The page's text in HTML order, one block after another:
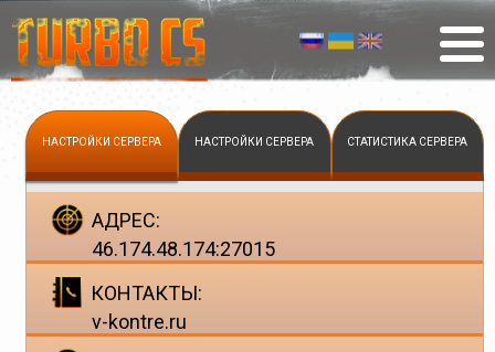
НАСТРОЙКИ СЕРВЕРА НАСТРОЙКИ СЕРВЕРА СТАТИСТИКА СЕРВЕРА
АДРЕС:
46.174.48.174:27015
КОНТАКТЫ:
v-kontre.ru